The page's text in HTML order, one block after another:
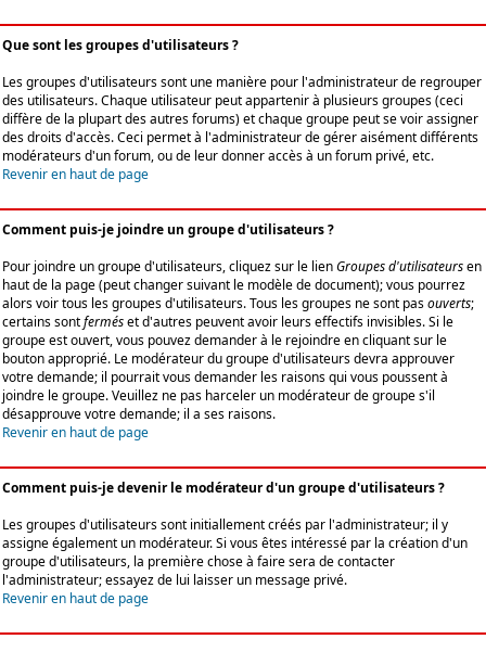
Que sont les groupes d'utilisateurs ?
Les groupes d'utilisateurs sont une manière pour l'administrateur de regrouper
des utilisateurs. Chaque utilisateur peut appartenir à plusieurs groupes (ceci
diffère de la plupart des autres forums) et chaque groupe peut se voir assigner
des droits d'accès. Ceci permet à l'administrateur de gérer aisément différents
modérateurs d'un forum, ou de leur donner accès à un forum privé, etc.
Revenir en haut de page
Comment puis-je joindre un groupe d'utilisateurs ?
Pour joindre un groupe d'utilisateurs, cliquez sur le lienGroupes d'utilisateursen
haut de la page (peut changer suivant le modèle de document); vous pourrez
alors voir tous les groupes d'utilisateurs. Tous les groupes ne sont pasouverts;
certains sontferméset d'autres peuvent avoir leurs effectifs invisibles. Si le
groupe est ouvert, vous pouvez demander à le rejoindre en cliquant sur le
bouton approprié. Le modérateur du groupe d'utilisateurs devra approuver
votre demande; il pourrait vous demander les raisons qui vous poussent à
joindre le groupe. Veuillez ne pas harceler un modérateur de groupe s'il
désapprouve votre demande; il a ses raisons.
Revenir en haut de page
Comment puis-je devenir le modérateur d'un groupe d'utilisateurs ?
Les groupes d'utilisateurs sont initiallement créés par l'administrateur; il y
assigne également un modérateur. Si vous êtes intéressé par la création d'un
groupe d'utilisateurs, la première chose à faire sera de contacter
l'administrateur; essayez de lui laisser un message privé.
Revenir en haut de page